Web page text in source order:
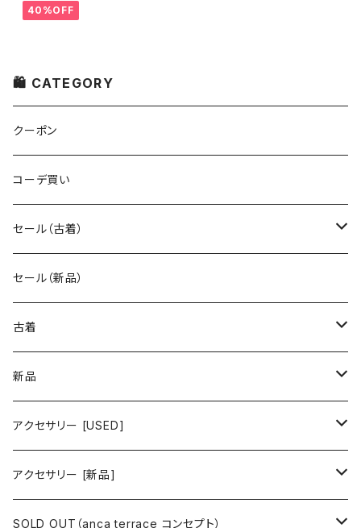
40%OFF
🛍 CATEGORY
クーポン
コーデ買い
セール（古着）
古着 秋冬コレクション
古着 春夏コレクション
セール（新品）
古着
ワンピース/ドレス
ワンピース
ミニワンピース
トップス
シャツ・ブラウス
ニット
ボトムス
スカート
アウター
新品
ワンピース/ドレス
ワンピース
ミニワンピース
トップス
シャツ・ブラウス
ボトムス
アクセサリー [USED]
ピアス
イヤリング
アクセサリー [新品]
ピアス
SOLD OUT（anca terrace コンセプト）